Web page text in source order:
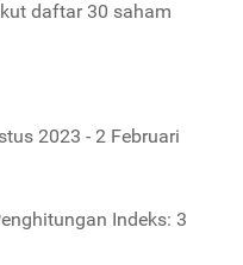
daftar 30 saham
2023 - 2 Februari
Indeks: 3